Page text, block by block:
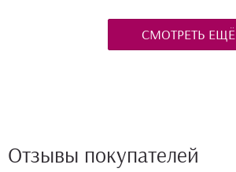
СМОТРЕТЬ ЕЩЁ
Отзывы покупателей